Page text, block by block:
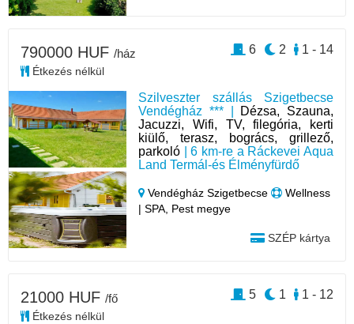
Szilveszter szállás Szigetbecse
Vendégház *** |
Dézsa, Szauna,
Jacuzzi, Wifi, TV, filegória, kerti
kiülő, terasz, bogrács, grillező,
parkoló | 6 km-re a Ráckevei Aqua
Land Termál-és Élményfürdő
Vendégház Szigetbecse
Wellness
| SPA, Pest megye
SZÉP kártya
790000 HUF /ház
Étkezés nélkül
1 - 14
2
6
21000 HUF /fő
Étkezés nélkül
1 - 12
1
5